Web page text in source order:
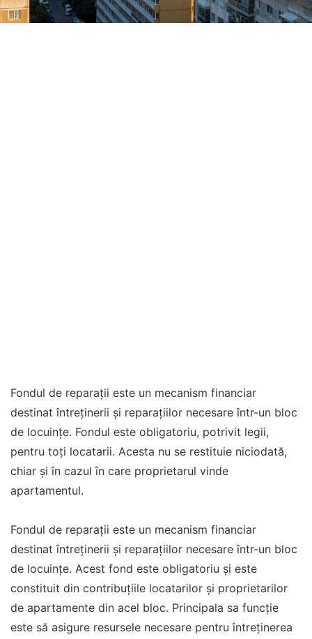
Fondul de reparații este un mecanism financiar
destinat întreținerii și reparațiilor necesare într-un bloc
de locuințe. Fondul este obligatoriu, potrivit legii,
pentru toți locatarii. Acesta nu se restituie niciodată,
chiar și în cazul în care proprietarul vinde
apartamentul.
Fondul de reparații este un mecanism financiar
destinat întreținerii și reparațiilor necesare într-un bloc
de locuințe. Acest fond este obligatoriu și este
constituit din contribuțiile locatarilor și proprietarilor
de apartamente din acel bloc. Principala sa funcție
este să asigure resursele necesare pentru întreținerea